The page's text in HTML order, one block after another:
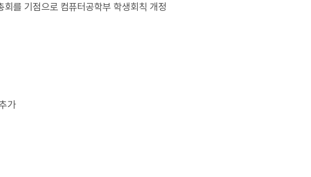
를 기점으로 컴퓨터공학부 학생회칙 개정
가